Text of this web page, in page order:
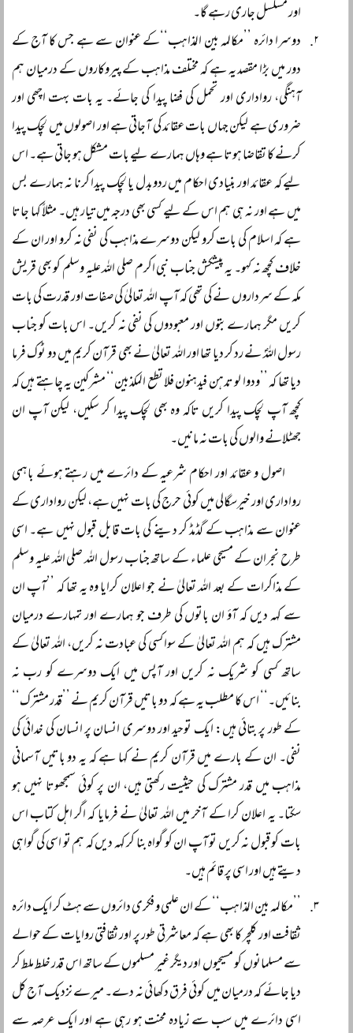
اور مسلسل جاری رہے گا۔
دوسرا دائرہ ’’مکالمہ بین المذاہب‘‘کے عنوان سے ہے جس کا آج کے
دور میں بڑا مقصد یہ ہے کہ مختلف مذاہب کے پیروکاروں کے درمیان ہم
آہنگی، رواداری اور تحمل کی فضا پیدا کی جائے۔ یہ بات بہت اچھی اور
ضروری ہے لیکن جہاں بات عقائد کی آجاتی ہے اور اصولوں میں لچک پیدا
کرنے کا تقاضا ہوتا ہے وہاں ہمارے لیے بات مشکل ہو جاتی ہے۔ اس
لیے کہ عقائد اور بنیادی احکام میں ردوبدل یا لچک پیدا کرنا نہ ہمارے بس
میں ہے اور نہ ہی ہم اس کے لیے کسی بھی درجہ میں تیار ہیں۔ مثلاً کہا جاتا
ہے کہ اسلام کی بات کرو لیکن دوسرے مذاہب کی نفی نہ کرو اور ان کے
خلاف کچھ نہ کہو۔ یہ پیشکش جناب نبی اکرم صلی اللہ علیہ وسلم کو بھی قریش
مکہ کے سرداروں نے کی تھی کہ آپ اللہ تعالیٰ کی صفات اور قدرت کی بات
کریں مگر ہمارے بتوں اور معبودوں کی نفی نہ کریں۔ اس بات کو جناب
رسول اللہؐ نے رد کر دیا تھا اور اللہ تعالیٰ نے بھی قرآن کریم میں دو ٹوک فرما
دیا تھا کہ ’’ودوا لو تدہن فیدہنون فلا تطع المکذبین‘‘ مشرکین یہ چاہتے ہیں کہ
کچھ آپ لچک پیدا کریں تاکہ وہ بھی لچک پیدا کر سکیں، لیکن آپ ان
جھٹلانے والوں کی بات نہ مانیں۔
اصول و عقائد اور احکام شرعیہ کے دائرے میں رہتے ہوئے باہمی
رواداری اور خیرسگالی میں کوئی حرج کی بات نہیں ہے، لیکن رواداری کے
عنوان سے مذاہب کے گڈمڈ کر دینے کی بات قابل قبول نہیں ہے۔ اسی
طرح نجران کے مسیحی علماء کے ساتھ جناب رسول اللہ صلی اللہ علیہ وسلم
کے مذاکرات کے بعد اللہ تعالیٰ نے جو اعلان کرایا وہ یہ تھا کہ ’’آپ ان
سے کہہ دیں کہ آؤ ان باتوں کی طرف جو ہمارے اور تمہارے درمیان
مشترک ہیں کہ ہم اللہ تعالیٰ کے سوا کسی کی عبادت نہ کریں، اللہ تعالیٰ کے
ساتھ کسی کو شریک نہ کریں اور آپس میں ایک دوسرے کو رب نہ
بنائیں۔‘‘ اس کا مطلب یہ ہے کہ دو باتیں قرآن کریم نے ’’قدر مشترک‘‘
کے طور پر بتائی ہیں: ایک توحید اور دوسری انسان پر انسان کی خدائی کی
نفی۔ ان کے بارے میں قرآن کریم نے کہا ہے کہ یہ دو باتیں آسمانی
مذاہب میں قدر مشترک کی حیثیت رکھتی ہیں، ان پر کوئی سمجھوتا نہیں ہو
سکتا۔ یہ اعلان کرا کے آخر میں اللہ تعالیٰ نے فرمایا کہ اگر اہل کتاب اس
بات کو قبول نہ کریں تو آپ ان کو گواہ بنا کر کہہ دیں کہ ہم تو اسی کی گواہی
دیتے ہیں اور اسی پر قائم ہیں۔
’’مکالمہ بین المذاہب‘‘ کے ان علمی و فکری دائروں سے ہٹ کر ایک دائرہ
ثقافت اور کلچر کا بھی ہے کہ معاشرتی طور پر اور ثقافتی روایات کے حوالے
سے مسلمانوں کو مسیحیوں اور دیگر غیر مسلموں کے ساتھ اس قدر خلط ملط کر
دیا جائے کہ درمیان میں کوئی فرق دکھائی نہ دے۔ میرے نزدیک آج کل
اسی دائرے میں سب سے زیادہ محنت ہو رہی ہے اور ایک عرصہ سے